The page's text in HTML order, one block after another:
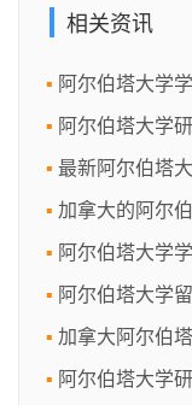
相关资讯
阿尔伯塔大学
阿尔伯塔大学研
最新阿尔伯塔
加拿大的阿尔
阿尔伯塔大学
阿尔伯塔大学
加拿大阿尔伯
阿尔伯塔大学